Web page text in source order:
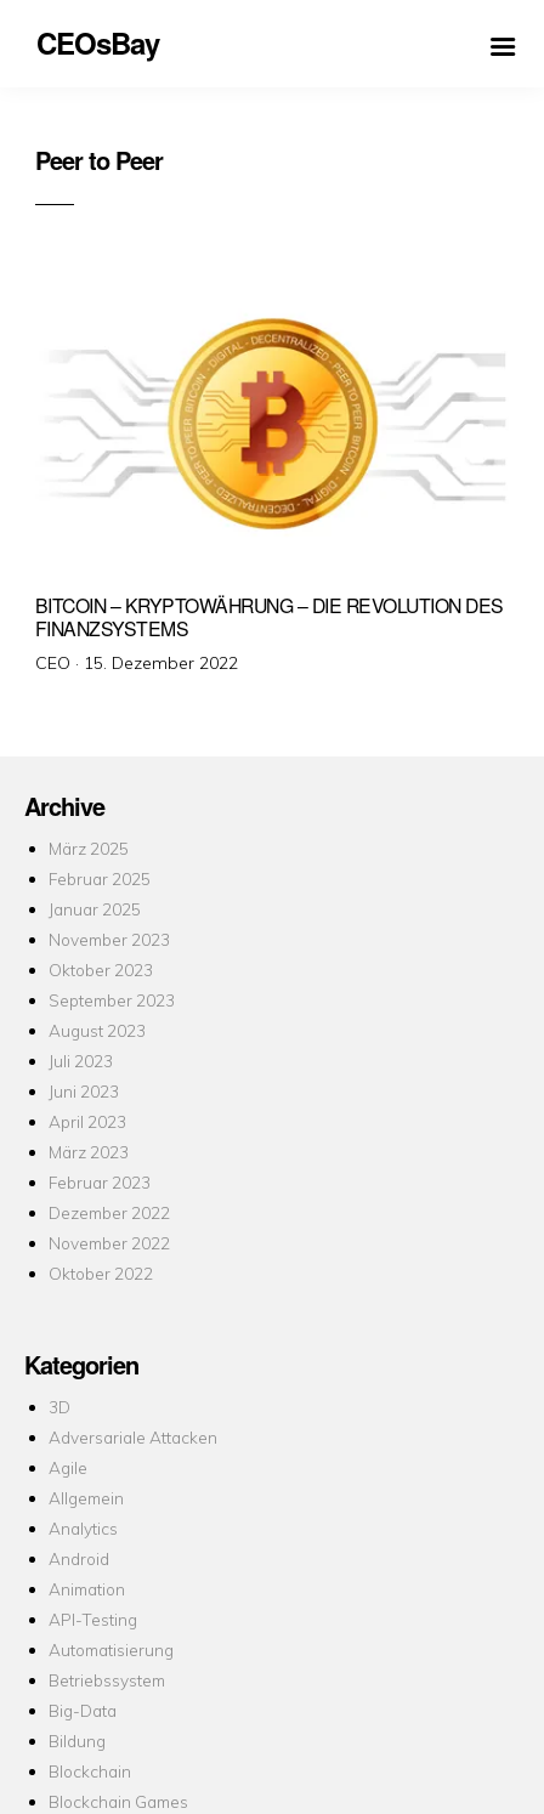
CEOsBay
Peer to Peer
BITCOIN – KRYPTOWÄHRUNG – DIE REVOLUTION DES
FINANZSYSTEMS
CEO · Veröffentlicht
15. Dezember 2022
Archive
März 2025
Februar 2025
Januar 2025
November 2023
Oktober 2023
September 2023
August 2023
Juli 2023
Juni 2023
April 2023
März 2023
Februar 2023
Dezember 2022
November 2022
Oktober 2022
Kategorien
3D
Adversariale Attacken
Agile
Allgemein
Analytics
Android
Animation
API-Testing
Automatisierung
Betriebssystem
Big-Data
Bildung
Blockchain
Blockchain Games